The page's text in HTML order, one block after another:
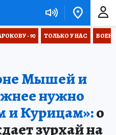
- 90 ТОЛЬКО У НАС
Мышей и
нужно
и Курицам»:о
зурхай на